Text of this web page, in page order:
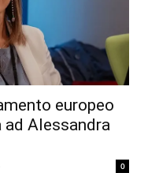
europeo
ad Alessandra
0